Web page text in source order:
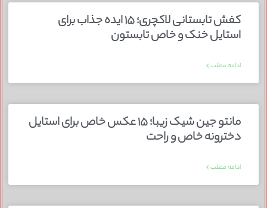
کفش تابستانی لاکچری؛ ۱۵ ایده‌ جذاب برای
استایل خنک و خاص تابستون
ادامه مطلب »
مانتو جین شیک زیبا؛ ۱۵ عکس خاص برای استایل
دخترونه خاص و راحت
ادامه مطلب »